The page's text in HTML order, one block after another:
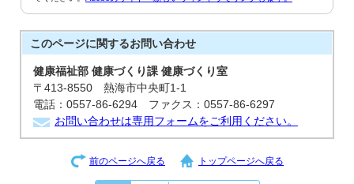
このページに関するお問い合わせ
健康福祉部 健康づくり課 健康づくり室
〒413-8550 熱海市中央町1-1
電話：0557-86-6294 ファクス：0557-86-6297
お問い合わせは専用フォームをご利用ください。
前のページへ戻る トップページへ戻る